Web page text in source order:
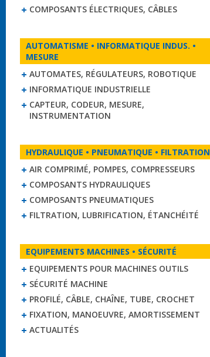
COMPOSANTS ÉLECTRIQUES, CÂBLES
AUTOMATISME • INFORMATIQUE INDUS. •
MESURE
AUTOMATES, RÉGULATEURS, ROBOTIQUE
INFORMATIQUE INDUSTRIELLE
CAPTEUR, CODEUR, MESURE,
INSTRUMENTATION
HYDRAULIQUE • PNEUMATIQUE • FILTRATION
AIR COMPRIMÉ, POMPES, COMPRESSEURS
COMPOSANTS HYDRAULIQUES
COMPOSANTS PNEUMATIQUES
FILTRATION, LUBRIFICATION, ÉTANCHÉITÉ
EQUIPEMENTS MACHINES • SÉCURITÉ
EQUIPEMENTS POUR MACHINES OUTILS
SÉCURITÉ MACHINE
PROFILÉ, CÂBLE, CHAÎNE, TUBE, CROCHET
FIXATION, MANOEUVRE, AMORTISSEMENT
ACTUALITÉS